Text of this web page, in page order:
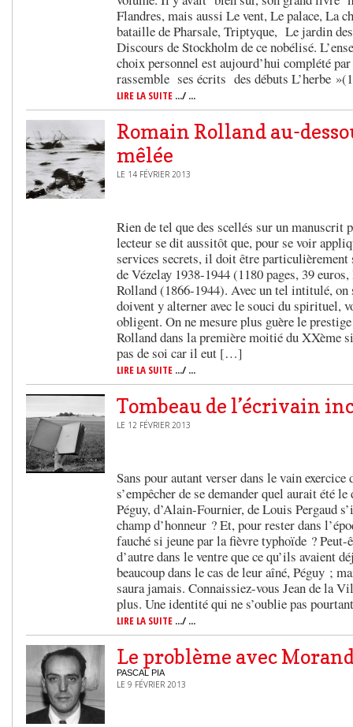
Flandres, mais aussi Le vent, Le palace, La
bataille de Pharsale, Triptyque, Le jardin
Discours de Stockholm de ce nobélisé.
choix personnel est aujourd’hui complété
rassemble ses écrits des débuts L’herbe
LIRE LA SUITE .../ ...
Romain Rolland au-
mêlée
LE 14 FÉVRIER 2013
Rien de tel que des scellés sur un manuscrit
lecteur se dit aussitôt que, pour se voir
services secrets, il doit être particulièrement
de Vézelay 1938-1944 (1180 pages, 39
Rolland (1866-1944). Avec un tel intitulé, on
doivent y alterner avec le souci du spirituel,
obligent. On ne mesure plus guère le
Rolland dans la première moitié du XXème
pas de soi car il eut […]
LIRE LA SUITE .../ ...
Tombeau de l’écrivain
LE 12 FÉVRIER 2013
Sans pour autant verser dans le vain exercice
s’empêcher de se demander quel aurait été
Péguy, d’Alain-Fournier, de Louis Pergaud
champ d’honneur ? Et, pour rester dans
fauché si jeune par la fièvre typhoïde ? Peut-
d’autre dans le ventre que ce qu’ils avaient
beaucoup dans le cas de leur aîné, Péguy ;
saura jamais. Connaissiez-vous Jean de la
plus. Une identité qui ne s’oublie pas
LIRE LA SUITE .../ ...
Le problème avec
PASCAL PIA
LE 9 FÉVRIER 2013